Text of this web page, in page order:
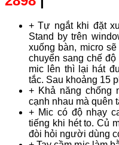
+ Tự ngắt khi đặt
Stand by trên
xuống bàn, micro
chuyển sang chế
mic lên thì lại hát
tắc. Sau khoảng 15
+ Khả năng chống
cạnh nhau mà quên
+ Mic có độ nhạy
tiếng khi hét to. Củ
đòi hỏi người dùng